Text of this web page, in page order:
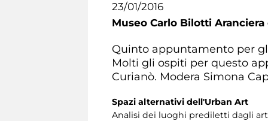
23/01/2016
Museo Carlo Bilotti
Quinto appuntamento per
Molti gli ospiti per questo
Curianò. Modera Simona
Spazi alternativi dell'Urban Art
Analisi dei luoghi prediletti dagli